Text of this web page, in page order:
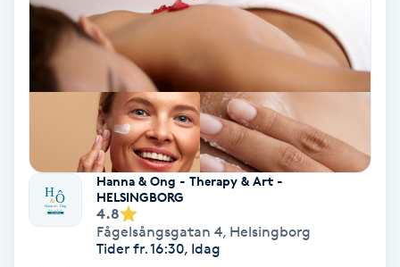
Bröllopsuppsättning
Celluliter
Color correction
Hanna & Ong - Therapy & Art -
HELSINGBORG
4.8
Fågelsångsgatan 4, Helsingborg
Tider fr. 16:30, Idag